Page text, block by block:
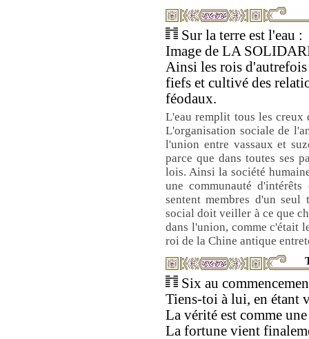
Sur la terre est l'eau :
Image de LA
Ainsi les rois
fiefs et cultivé des
féodaux.
L'eau remplit tous les creux
L'organisation sociale de
l'union entre vassaux et
parce que dans toutes ses
lois. Ainsi la société
une communauté
sentent membres d'un
social doit veiller à ce que
dans l'union, comme c'était
roi de la Chine antique
Six au
Tiens-toi à lui, en étant
La vérité est comme
La fortune vient